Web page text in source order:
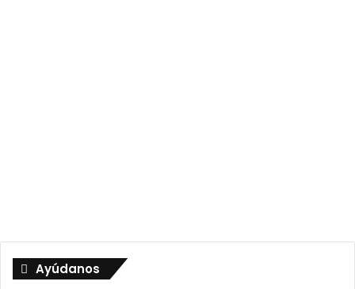
Ayúdanos